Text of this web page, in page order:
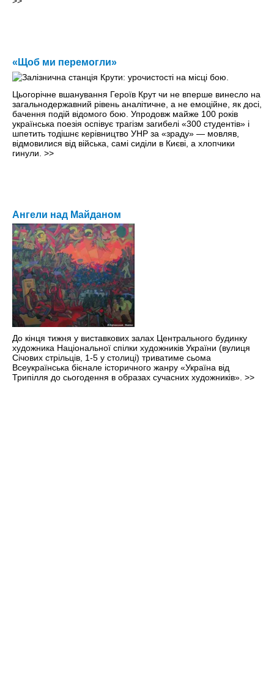
«Щоб ми перемогли»
Цьогорічне вшанування Героїв Крут чи не вперше винесло на
загальнодержавний рівень аналітичне, а не емоційне, як досі,
бачення подій відомого бою. Упродовж майже 100 років
українська поезія оспівує трагізм загибелі «300 студентів» і
шпетить тодішнє керівництво УНР за «зраду» — мовляв,
відмовилися від війська, самі сиділи в Києві, а хлопчики
гинули. >>
Ангели над Майданом
До кінця тижня у виставкових залах Центрального будинку
художника Національної спілки художників України (вулиця
Січових стрільців, 1-5 у столиці) триватиме сьома
Всеукраїнська бієнале історичного жанру «Україна від
Трипілля до сьогодення в образах сучасних художників». >>